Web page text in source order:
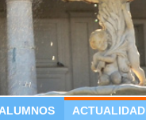
ALUMNOS ACTUALIDAD